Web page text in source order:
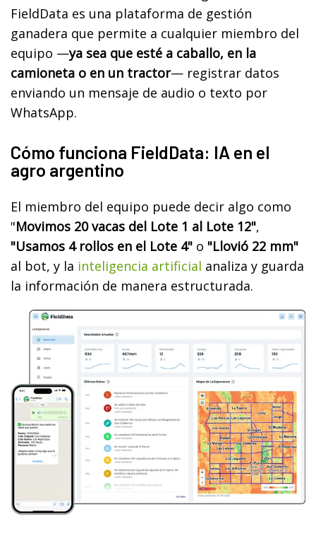
FieldData es una plataforma de gestión
ganadera que permite a cualquier miembro del
equipo —ya sea que esté a caballo, en la
camioneta o en un tractor— registrar datos
enviando un mensaje de audio o texto por
WhatsApp.
Cómo funciona FieldData: IA en el
agro argentino
El miembro del equipo puede decir algo como
"Movimos 20 vacas del Lote 1 al Lote 12",
"Usamos 4 rollos en el Lote 4" o "Llovió 22 mm"
al bot, y la inteligencia artificial analiza y guarda
la información de manera estructurada.